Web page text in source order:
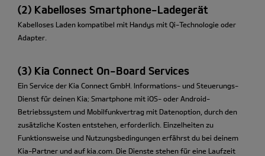
(2) Kabelloses Smartphone-Ladegerät
Kabelloses Laden kompatibel mit Handys mit Qi-Technologie oder
Adapter.
(3) Kia Connect On-Board Services
Ein Service der Kia Connect GmbH. Informations- und Steuerungs-
Dienst für deinen Kia; Smartphone mit iOS- oder Android-
Betriebssystem und Mobilfunkvertrag mit Datenoption, durch den
zusätzliche Kosten entstehen, erforderlich. Einzelheiten zu
Funktionsweise und Nutzungsbedingungen erfährst du bei deinem
Kia-Partner und auf kia.com. Die Dienste stehen für eine Laufzeit